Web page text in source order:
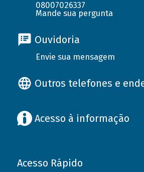
08007026337
Mande sua pergunta
Ouvidoria
Envie sua mensagem
Outros telefones e
Acesso à informação
Acesso Rápido